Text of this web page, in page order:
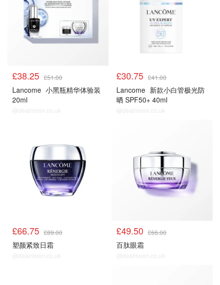
£38.25 £51.00
Lancome 小黑瓶精华体验装
20ml
@dealmoon.co.uk
£30.75 £41.00
Lancome 新款小白管极光防
晒 SPF50+ 40ml
@dealmoon.co.uk
£66.75 £89.00
塑颜紧致日霜
@dealmoon.co.uk
£49.50 £66.00
百肽眼霜
@dealmoon.co.uk